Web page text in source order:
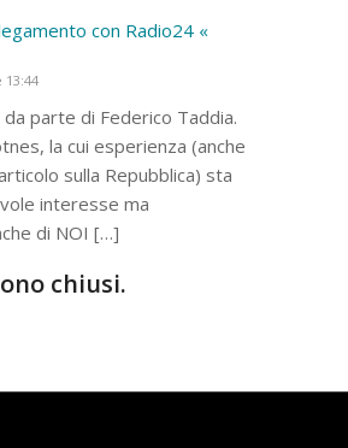
con Radio24 «
13:44
parte di Federico Taddia.
la cui esperienza (anche
sulla Repubblica) sta
interesse ma
di NOI […]
chiusi.